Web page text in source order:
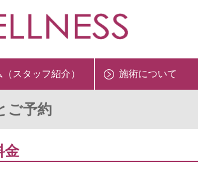
スタッフ紹介） 施術について
ご予約
金